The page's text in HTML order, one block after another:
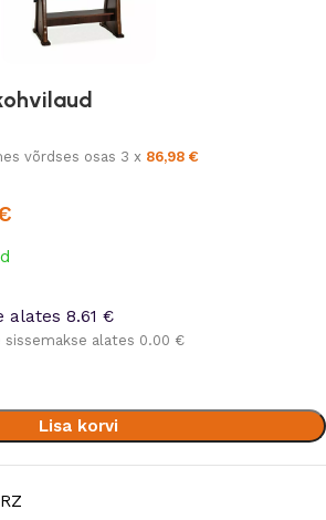
võrdses osas 3 x 86,98€
alates 8.61 €
sissemakse alates 0.00 €
Lisa korvi